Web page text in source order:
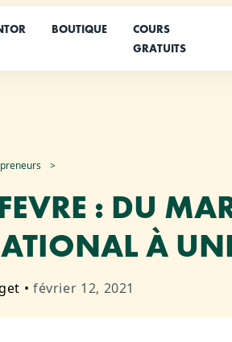
BOUTIQUE
COURS
GRATUITS
: DU
À
• février 12, 2021